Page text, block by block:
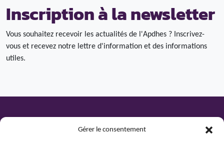
Gérer le consentement
Inscription à la newsletter
Vous souhaitez recevoir les actualités de l'Apdhes ? Inscrivez-
vous et recevez notre lettre d'information et des informations
utiles.